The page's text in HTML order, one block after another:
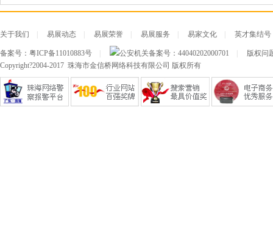
关于我们 易展动态 易展荣誉 易展服务 易家文化 英才集结号
备案号： 粤ICP备11010883号 公安机关备案号： 44040202000701
版权问
Copyright?2004-2017 珠海市金信桥网络科技有限公司 版权所有